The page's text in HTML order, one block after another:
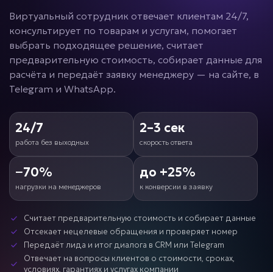
Виртуальный сотрудник отвечает клиентам 24/7,
консультирует по товарам и услугам, помогает
выбрать подходящее решение, считает
предварительную стоимость, собирает данные для
расчёта и передаёт заявку менеджеру — на сайте, в
Telegram и WhatsApp.
24/7
работа без выходных
2–3 сек
скорость ответа
−70%
нагрузки на менеджеров
до +25%
к конверсии в заявку
Считает предварительную стоимость и собирает данные
Отсекает нецелевые обращения и проверяет номер
Передаёт лида и итог диалога в CRM или Telegram
Отвечает на вопросы клиентов о стоимости, сроках,
условиях, гарантиях и услугах компании